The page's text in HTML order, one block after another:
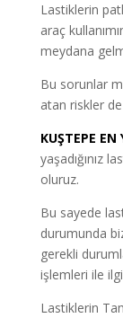
Lastiklerin
araç
meydana
Bu sorunlar
atan riskler
KUŞTEPE
yaşadığınız
oluruz.
Bu sayede
durumunda
gerekli
işlemleri ile
Lastiklerin